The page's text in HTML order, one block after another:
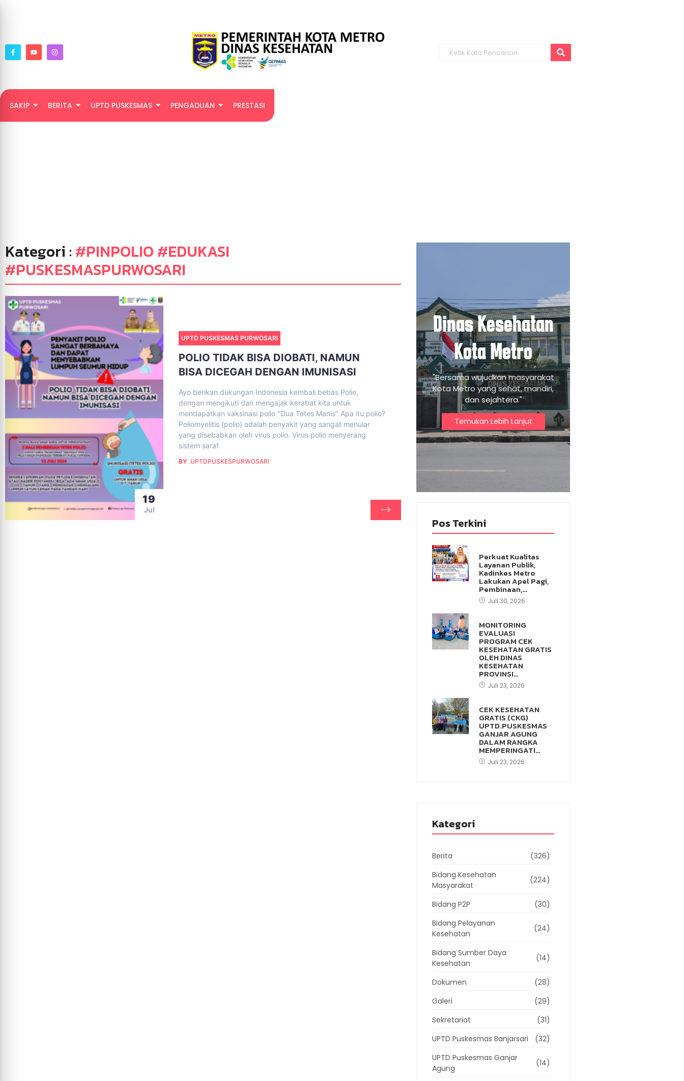
SAKIP BERITA UPTD PUSKESMAS PENGADUAN PRESTASI
Kategori : #PINPOLIO #EDUKASI
#PUSKESMASPURWOSARI
19
Jul
UPTD PUSKESMAS PURWOSARI
POLIO TIDAK BISA DIOBATI, NAMUN
BISA DICEGAH DENGAN IMUNISASI
Ayo berikan dukungan Indonesia kembali bebas Polio,
dengan mengikuti dan mengajak kerabat kita untuk
mendapatkan vaksinasi polio "Dua Tetes Manis" Apa itu polio?
Poliomyelitis (polio) adalah penyakit yang sangat menular
yang disebabkan oleh virus polio. Virus polio menyerang
sistem saraf
BY UPTDPUSKESPURWOSARI
Dinas Kesehatan
Kota Metro
"Bersama wujudkan masyarakat
Kota Metro yang sehat, mandiri,
dan sejahtera."
Temukan Lebih Lanjut
Pos Terkini
Perkuat Kualitas
Layanan Publik,
Kadinkes Metro
Lakukan Apel Pagi,
Pembinaan,…
Juli 30, 2026
MONITORING
EVALUASI
PROGRAM CEK
KESEHATAN GRATIS
OLEH DINAS
KESEHATAN
PROVINSI…
Juli 23, 2026
CEK KESEHATAN
GRATIS (CKG)
UPTD.PUSKESMAS
GANJAR AGUNG
DALAM RANGKA
MEMPERINGATI…
Juli 23, 2026
Kategori
Berita
(326)
Bidang Kesehatan
Masyarakat
(224)
Bidang P2P
(30)
Bidang Pelayanan
Kesehatan
(24)
Bidang Sumber Daya
Kesehatan
(14)
Dokumen
(28)
Galeri
(29)
Sekretariat
(31)
UPTD Puskesmas Banjarsari
(32)
UPTD Puskesmas Ganjar
Agung
(14)